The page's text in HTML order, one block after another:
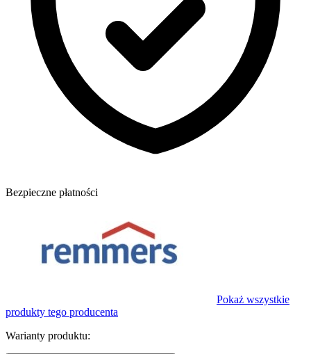
Bezpieczne płatności
Pokaż wszystkie
produkty tego producenta
Warianty produktu: